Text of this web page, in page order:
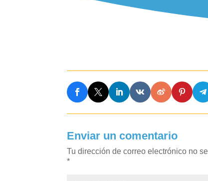
Enviar un comentario
Tu dirección de correo electrónico no
*